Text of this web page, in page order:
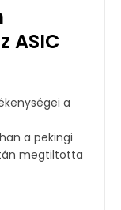
ASIC
a
a pekingi
megtiltotta